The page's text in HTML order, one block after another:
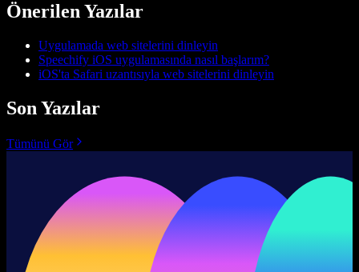
Önerilen Yazılar
Uygulamada web sitelerini dinleyin
Speechify iOS uygulamasında nasıl başlarım?
iOS'ta Safari uzantısıyla web sitelerini dinleyin
Son Yazılar
Tümünü Gör